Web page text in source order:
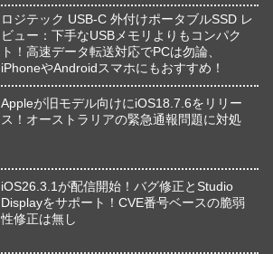
ロジテック USB-C 外付けポータブルSSD レ
ビュー：下手なUSBメモリよりもコンパク
ト！高速データ転送対応でPCは勿論、
iPhoneやAndroidスマホにもおすすめ！
Appleが旧モデル向けにiOS18.7.6をリリー
ス！オーストラリアの緊急通報問題に対処
iOS26.3.1が配信開始！バグ修正とStudio
Displayをサポート！CVE番号ベースの脆弱
性修正は無し